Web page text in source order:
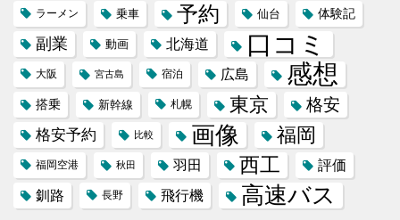
ラーメン 乗車 予約 仙台 体験記
副業 動画 北海道 口コミ
大阪 宮古島 宿泊 広島 感想
搭乗 新幹線 札幌 東京 格安
格安予約 比較 画像 福岡
福岡空港 秋田 羽田 西工
評価
釧路
長野 飛行機 高速バス